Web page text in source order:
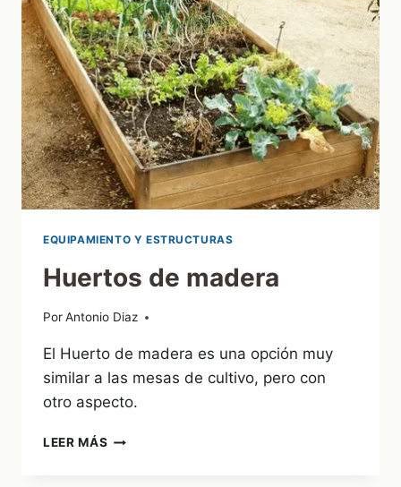
EQUIPAMIENTO Y ESTRUCTURAS
Huertos de madera
PorAntonio Diaz
30/11/2011
El Huerto de madera es una opción muy
similar a las mesas de cultivo, pero con
otro aspecto.
LEER MÁS HUERTOS